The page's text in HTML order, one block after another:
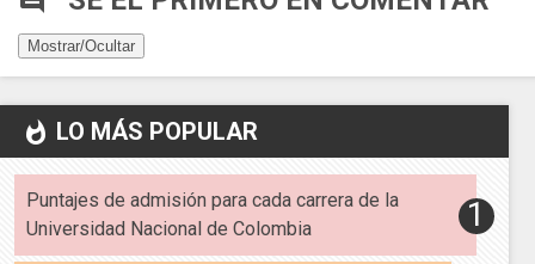
Mostrar/Ocultar
whatshot LO MÁS POPULAR
Puntajes de admisión para cada carrera de la
Universidad Nacional de Colombia